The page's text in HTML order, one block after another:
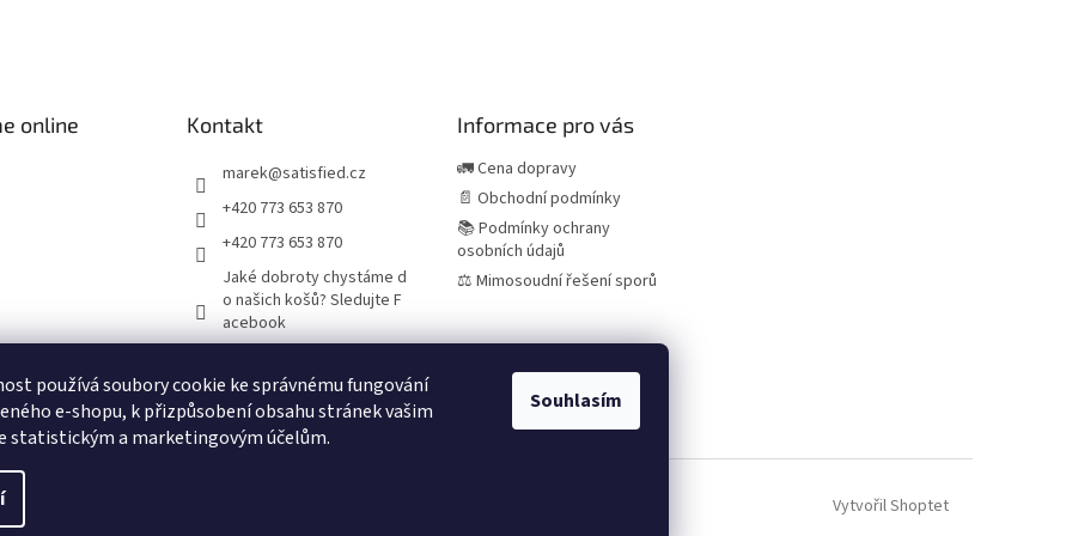
používá soubory cookie ke správnému fungování
e-shopu, k přizpůsobení obsahu stránek vašim
statistickým a marketingovým účelům.
Souhlasím
online
Kontakt
marek@satisfied.cz
+420 773 653 870
+420 773 653 870
Jaké dobroty chystáme d
o našich košů? Sledujte F
acebook
Informace pro vás
🚛 Cena dopravy
📄 Obchodní podmínky
📚 Podmínky ochrany
osobních údajů
⚖️ Mimosoudní řešení sporů
Španělská vína a delikatesy
Vytvořil Shoptet